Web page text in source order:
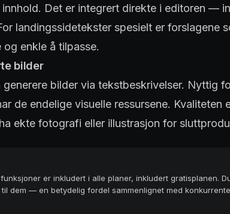
innhold. Det er integrert direkte i editoren —
landingssidetekster spesielt er forslagene
enkle å tilpasse.
bilder
generere bilder via tekstbeskrivelser. Nyttig
de endelige visuelle ressursene.
ekte fotografi eller illustrasjon for
er inkludert i alle planer, inkludert gratisplanen.
dem — en betydelig fordel sammenlignet med